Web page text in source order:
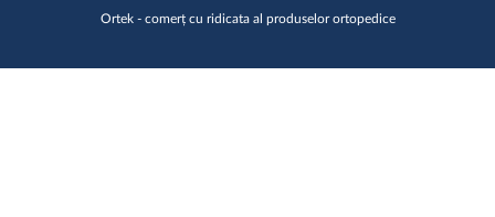
Ortek - comerț cu ridicata al produselor ortopedice